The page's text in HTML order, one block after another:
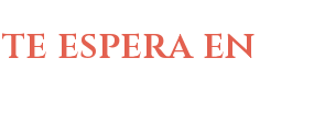
espera en